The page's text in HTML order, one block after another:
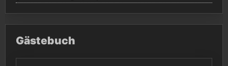
Gästebuch